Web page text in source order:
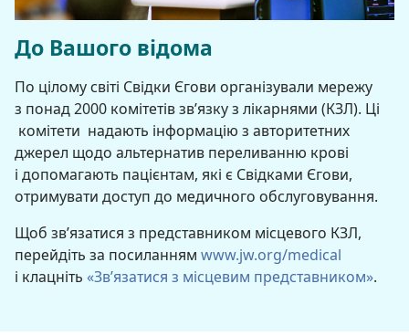
До Вашого відома
По цілому світі Свідки Єгови організували мережу
з понад 2000 комітетів зв’язку з лікарнями (КЗЛ). Ці
комітети надають інформацію з авторитетних
джерел щодо альтернатив переливанню крові
і допомагають пацієнтам, які є Свідками Єгови,
отримувати доступ до медичного обслуговування.
Щоб зв’язатися з представником місцевого КЗЛ,
перейдіть за посиланням www.jw.org/medical
і клацніть «Зв’язатися з місцевим представником».